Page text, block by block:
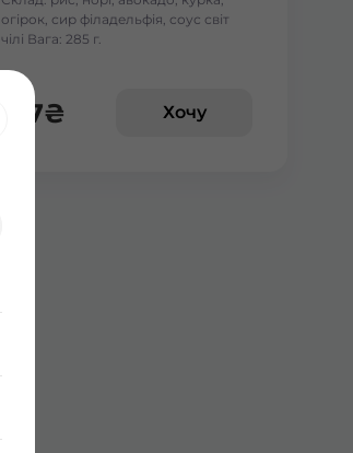
огірок, сир філадельфія, соус світ
чілі Вага: 285 г.
197₴ Хочу